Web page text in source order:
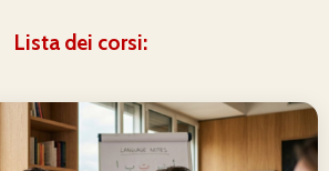
Lista dei corsi: